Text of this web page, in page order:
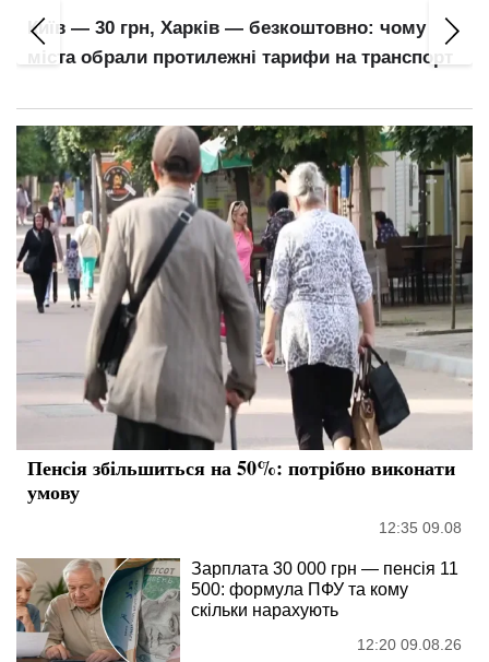
Київ — 30 грн, Харків — безкоштовно: чому
міста обрали протилежні тарифи на транспорт
Пенсія збільшиться на 50%: потрібно виконати
умову
12:35 09.08
Зарплата 30 000 грн — пенсія 11
500: формула ПФУ та кому
скільки нарахують
12:20 09.08.26